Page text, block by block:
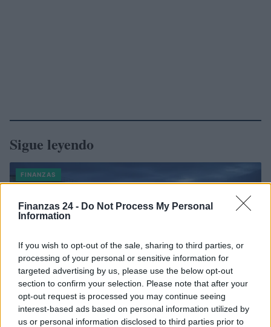
Finanzas 24 - Do Not Process My Personal
Information
If you wish to opt-out of the sale, sharing to third parties, or
processing of your personal or sensitive information for
targeted advertising by us, please use the below opt-out
section to confirm your selection. Please note that after your
opt-out request is processed you may continue seeing
interest-based ads based on personal information utilized by
us or personal information disclosed to third parties prior to
Sigue leyendo
FINANZAS